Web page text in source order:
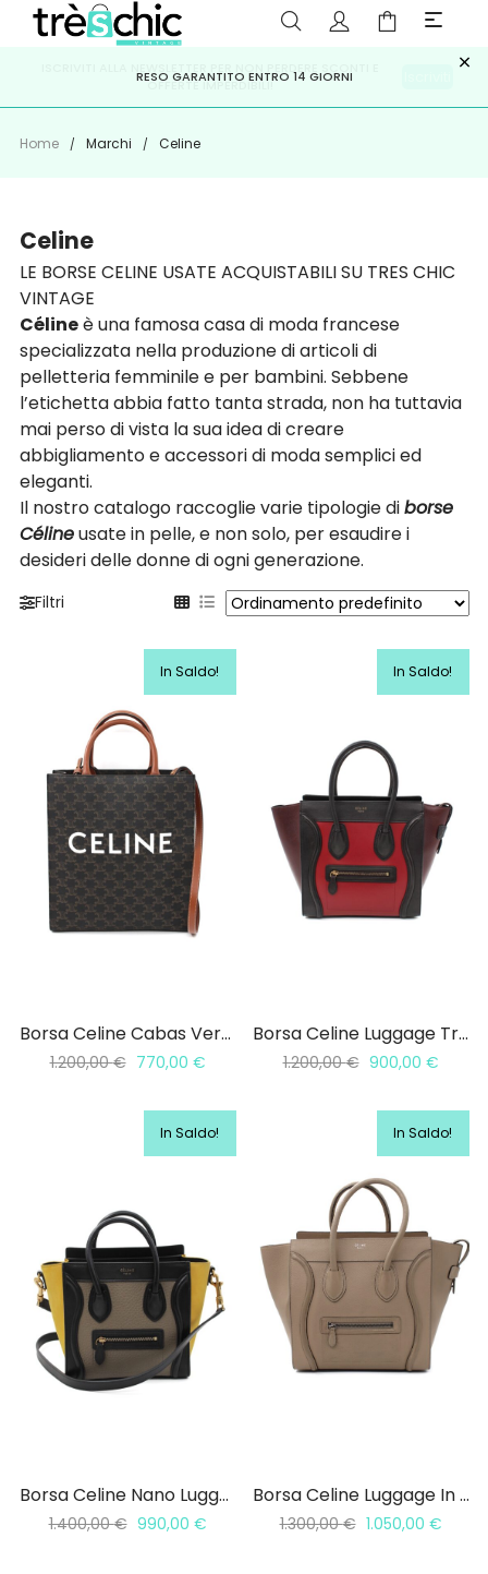
PAGA A RATE CONKLARNA,HEYLIGHT, APPAGO
ISCRIVITI ALLA NEWSLETTER PER NON PERDERE SCONTI E
OFFERTE IMPERDIBILI!
RESO GARANTITO ENTRO 14 GIORNI ×
Home Marchi Celine
Celine
LE BORSE CELINE USATE ACQUISTABILI SU TRES CHIC
VINTAGE
Célineè una famosa casa di moda francese
specializzata nella produzione di articoli di
pelletteria femminile e per bambini. Sebbene
l’etichetta abbia fatto tanta strada, non ha tuttavia
mai perso di vista la sua idea di creare
abbigliamento e accessori di moda semplici ed
eleganti.
Il nostro catalogo raccoglie varie tipologie diborse
Célineusate in pelle, e non solo, per esaudire i
desideri delle donne di ogni generazione.
Filtri
In Saldo!
Borsa Celine Cabas Verticale
1.200,00€ 770,00 €
In Saldo!
Borsa Celine Luggage Tricolor
1.200,00€ 900,00 €
In Saldo!
Borsa Celine Nano Luggage
1.400,00€ 990,00 €
In Saldo!
Borsa Celine Luggage In Pelle Beige
1.300,00€ 1.050,00 €